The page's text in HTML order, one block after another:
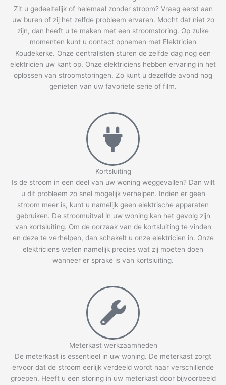
Zit u gedeeltelijk of helemaal zonder stroom? Vraag eerst aan
uw buren of zij het zelfde probleem ervaren. Mocht dat niet zo
zijn, dan heeft u te maken met een stroomstoring. Op zulke
momenten kunt u contact opnemen met Elektricien
Koudekerke. Onze centralisten sturen de zelfde dag nog een
elektricien uw kant op. Onze elektriciens hebben ervaring in het
oplossen van stroomstoringen. Zo kunt u dezelfde avond nog
genieten van uw favoriete serie of film.
Kortsluiting
Is de stroom in een deel van uw woning weggevallen? Dan wilt
u dit probleem zo snel mogelijk verhelpen. Indien er geen
stroom meer is, kunt u namelijk geen elektrische apparaten
gebruiken. De stroomuitval in uw woning kan het gevolg zijn
van kortsluiting. Om de oorzaak van de kortsluiting te vinden
en deze te verhelpen, dan schakelt u onze elektricien in. Onze
elektriciens weten namelijk precies wat zij moeten doen
wanneer er sprake is van kortsluiting.
Meterkast werkzaamheden
De meterkast is essentieel in uw woning. De meterkast zorgt
ervoor dat de stroom eerlijk verdeeld wordt naar verschillende
groepen. Heeft u een storing in uw meterkast door bijvoorbeeld